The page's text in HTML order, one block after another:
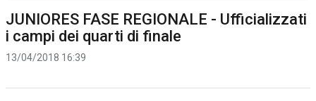
JUNIORES FASE REGIONALE - Ufficializzati
i campi dei quarti di finale
13/04/2018 16:39